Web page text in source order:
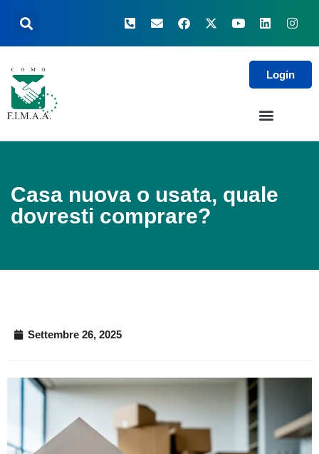
Login
Casa nuova o usata, quale
dovresti comprare?
Settembre 26, 2025